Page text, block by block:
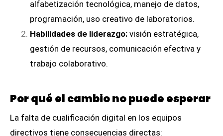
alfabetización tecnológica, manejo de datos,
programación, uso creativo de laboratorios.
Habilidades de liderazgo: visión estratégica,
gestión de recursos, comunicación efectiva y
trabajo colaborativo.
Por qué el cambio no puede esperar
La falta de cualificación digital en los equipos
directivos tiene consecuencias directas: